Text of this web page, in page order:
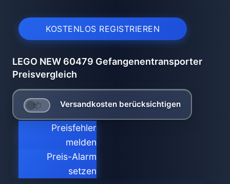
KOSTENLOS REGISTRIEREN
LEGO NEW 60479 Gefangenentransporter
Preisvergleich
Versandkosten berücksichtigen
Preisfehler
melden
Preis-Alarm
setzen